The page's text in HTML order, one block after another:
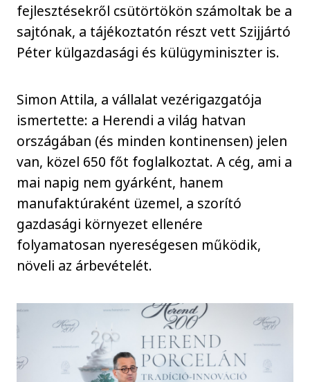
fejlesztésekről csütörtökön számoltak be a
sajtónak, a tájékoztatón részt vett Szijjártó
Péter külgazdasági és külügyminiszter is.
Simon Attila, a vállalat vezérigazgatója
ismertette: a Herendi a világ hatvan
országában (és minden kontinensen) jelen
van, közel 650 főt foglalkoztat. A cég, ami a
mai napig nem gyárként, hanem
manufaktúraként üzemel, a szorító
gazdasági környezet ellenére
folyamatosan nyereségesen működik,
növeli az árbevételét.